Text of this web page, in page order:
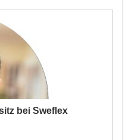
bei Sweflex